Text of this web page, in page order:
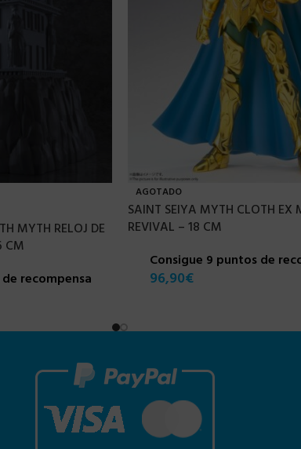
MYTH RELOJ DE
CM
recompensa
AGOTADO
SAINT SEIYA MYTH CLOTH EX
REVIVAL – 18 CM
Consigue 9 puntos de
96,90€